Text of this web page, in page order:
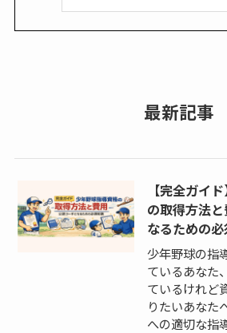
最新記事
【完全ガイ
の取得方法
なるための
少年野球の指
ているあなた
ているけれど
りたいあなた
への適切な指